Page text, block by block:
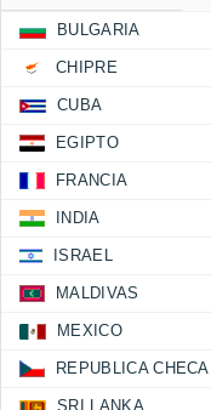
BULGARIA
CHIPRE
CUBA
EGIPTO
FRANCIA
INDIA
ISRAEL
MALDIVAS
MEXICO
REPUBLICA CHECA
SRI LANKA